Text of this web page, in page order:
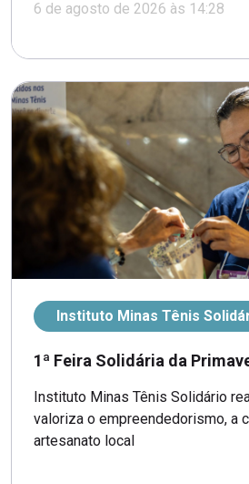
6 de agosto de 2026 às 14:28
Instituto Minas Tênis
1ª Feira Solidária da
Instituto Minas Tênis Solidário
valoriza o empreendedorismo, a
artesanato local